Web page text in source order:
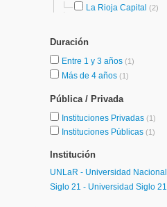
La Rioja Capital (2)
Duración
Entre 1 y 3 años (1)
Más de 4 años (1)
Pública / Privada
Instituciones Privadas (1)
Instituciones Públicas (1)
Institución
Siglo 21 - Universidad Siglo 21